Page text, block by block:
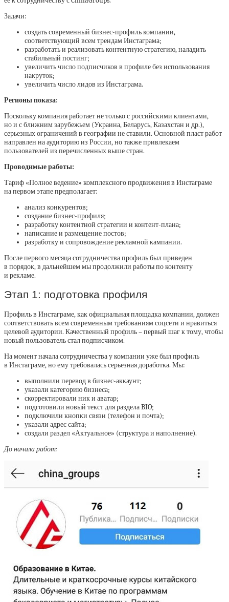
Задачи:
создать современный бизнес-профиль компании,
соответствующий всем трендам Инстаграма;
разработать и реализовать контентную стратегию, наладить
стабильный постинг;
увеличить число подписчиков в профиле без использования
накруток;
увеличить число лидов из Инстаграма.
Регионы показа:
Поскольку компания работает не только с российскими клиентами,
но и с ближним зарубежьем (Украина, Беларусь, Казахстан и др.),
серьезных ограничений в географии не ставили. Основной пласт работ
направлен на аудиторию из России, но также привлекаем
пользователей из перечисленных выше стран.
Проводимые работы:
Тариф «Полное ведение» комплексного продвижения в Инстаграме
на первом этапе предполагает:
анализ конкурентов;
создание бизнес-профиля;
разработку контентной стратегии и контент-плана;
написание и размещение постов;
разработку и сопровождение рекламной кампании.
После первого месяца сотрудничества профиль был приведен
в порядок, в дальнейшем мы продолжили работы по контенту
и рекламе.
Этап 1: подготовка профиля
Профиль в Инстаграме, как официальная площадка компании, должен
соответствовать всем современным требованиям соцсети и нравиться
целевой аудитории. Качественный профиль – первый шаг к тому, чтобы
новый пользователь стал подписчиком.
На момент начала сотрудничества у компании уже был профиль
в Инстаграме, но ему требовалась серьезная доработка. Мы:
выполнили перевод в бизнес-аккаунт;
указали категорию бизнеса;
скорректировали ник и аватар;
подготовили новый текст для раздела BIO;
подключили кнопки связи (телефон и почта);
указали адрес сайта;
создали раздел «Актуальное» (структура и наполнение).
До начала работ: